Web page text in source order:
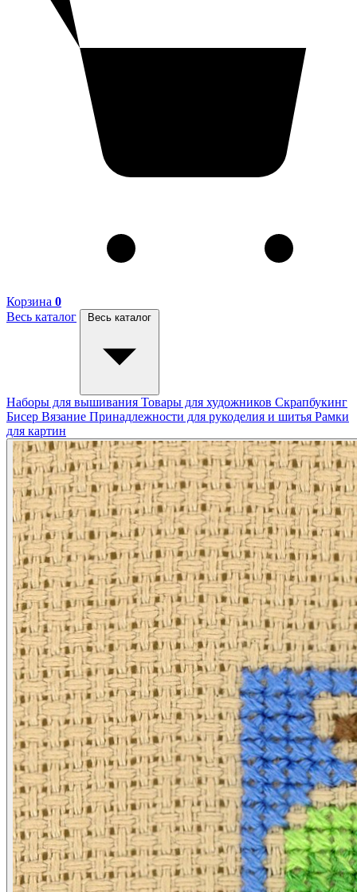
Корзина 0
Весь каталог
Весь каталог
Наборы для вышивания Товары для художников Скрапбукинг
Бисер Вязание Принадлежности для рукоделия и шитья Рамки
для картин